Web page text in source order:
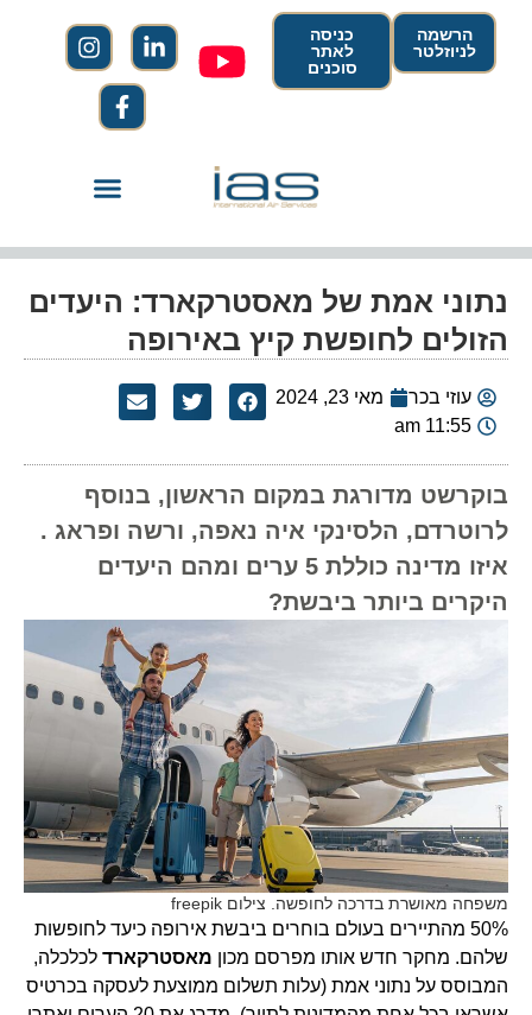
הרשמה
לניוזלטר
כניסה
לאתר
סוכנים
נתוני אמת של מאסטרקארד: היעדים
הזולים לחופשת קיץ באירופה
עוזי בכר
מאי 23, 2024
11:55 am
בוקרשט מדורגת במקום הראשון, בנוסף
לרוטרדם, הלסינקי איה נאפה, ורשה ופראג .
איזו מדינה כוללת 5 ערים ומהם היעדים
היקרים ביותר ביבשת?
משפחה מאושרת בדרכה לחופשה. צילום freepik
50% מהתיירים בעולם בוחרים ביבשת אירופה כיעד לחופשות
שלהם. מחקר חדש אותו מפרסם מכוןמאסטרקארדלכלכלה,
המבוסס על נתוני אמת (עלות תשלום ממוצעת לעסקה בכרטיס